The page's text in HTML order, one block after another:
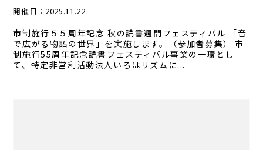
開催日： 2025.11.22
市制施行５５周年記念 秋の読書週間フェスティバル 「音
で広がる物語の世界」を実施します。（参加者募集） 市
制施行55周年記念読書フェスティバル事業の一環とし
て、特定非営利活動法人いろはリズムに...